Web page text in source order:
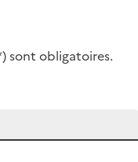
) sont obligatoires.